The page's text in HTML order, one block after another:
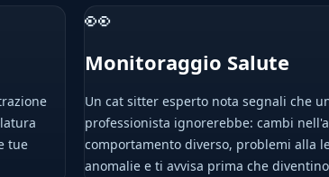
tue
👀
Monitoraggio Salute
Un cat sitter esperto nota segnali che
professionista ignorerebbe: cambi
comportamento diverso, problemi alla
anomalie e ti avvisa prima che